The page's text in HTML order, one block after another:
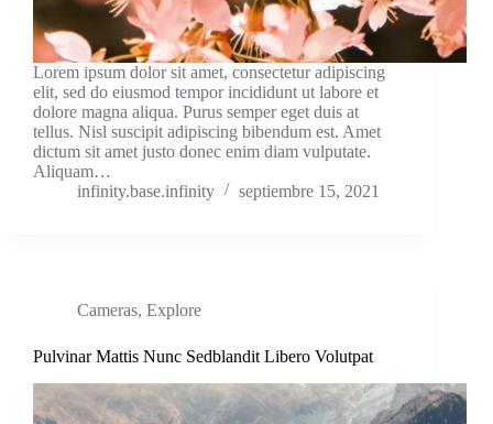
Lorem ipsum dolor sit amet, consectetur adipiscing
elit, sed do eiusmod tempor incididunt ut labore et
dolore magna aliqua. Purus semper eget duis at
tellus. Nisl suscipit adipiscing bibendum est. Amet
dictum sit amet justo donec enim diam vulputate.
Aliquam…
infinity.base.infinity
septiembre 15, 2021
Cameras, Explore
Pulvinar Mattis Nunc Sedblandit Libero Volutpat